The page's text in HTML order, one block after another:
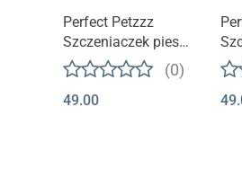
Produkt niedostępny
Perfect Petzzz
Szczeniaczek piesek
Dalmatyńczyk na
legowisku mały
(0)
49.00